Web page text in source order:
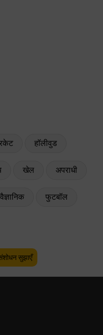
हॉलीवुड
खेल अपराधी
वैज्ञानिक फुटबॉल
सुझाएँ